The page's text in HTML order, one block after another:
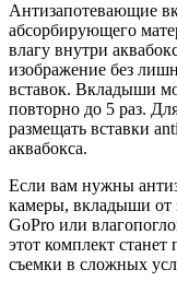
Антизапотевающие
абсорбирующего
влагу внутри
изображение без
вставок. Вкладыши
повторно до 5 раз.
размещать вставки
аквабокса.
Если вам нужны
камеры, вкладыши от
GoPro или
этот комплект
съемки в сложных